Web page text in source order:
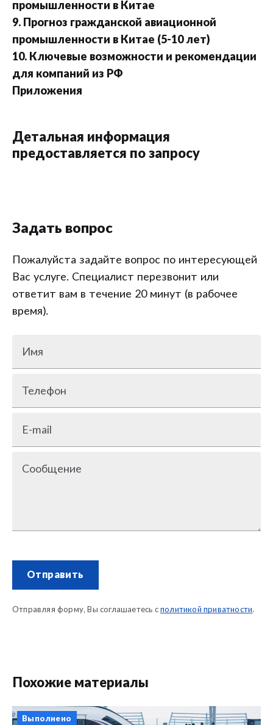
промышленности в Китае
9. Прогноз гражданской авиационной
промышленности в Китае (5-10 лет)
10. Ключевые возможности и рекомендации
для компаний из РФ
Приложения
Детальная информация
предоставляется по запросу
Задать вопрос
Пожалуйста задайте вопрос по интересующей
Вас услуге. Специалист перезвонит или
ответит вам в течение 20 минут (в рабочее
время).
Имя
Телефон
E-mail
Сообщение
Отправить
Отправляя форму, Вы соглашаетесь с политикой приватности.
Похожие материалы
Выполнено